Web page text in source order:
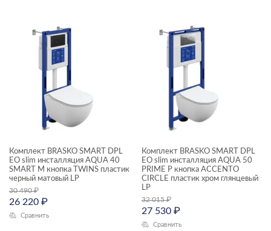
Комплект BRASKO SMART DPL
EO slim инсталляция AQUA 40
SMART M кнопка TWINS пластик
черный матовый LP
30 490₽
26 220 ₽
Сравнить
Комплект BRASKO SMART DPL
EO slim инсталляция AQUA 50
PRIME P кнопка ACCENTO
CIRCLE пластик хром глянцевый
LP
32 015₽
27 530 ₽
Сравнить